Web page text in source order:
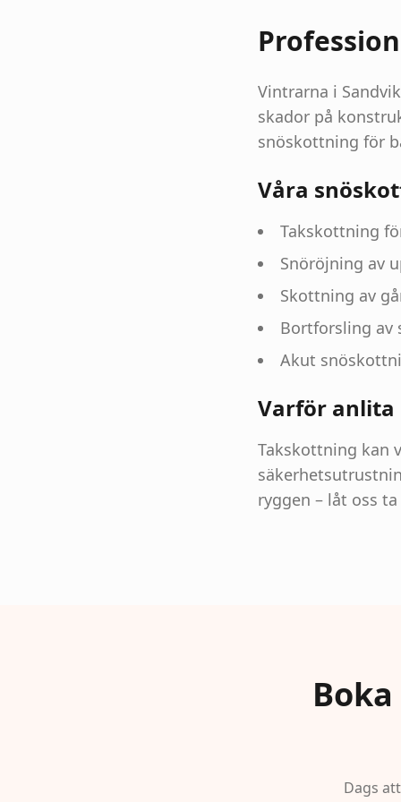
Vintrarna i
skador på
snöskottning för
Våra
Takskottning
Snöröjning av
Skottning av
Bortforsling av
Akut
Varför anlita
Takskottning kan
ryggen – låt oss
Dags